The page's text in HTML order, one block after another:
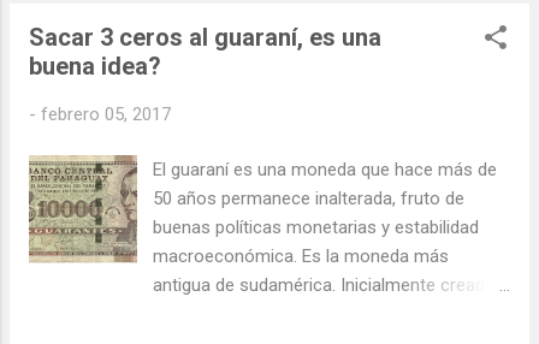
we may survive? These questions are investigated. Some
possible answers (and some further dangers) are presented.
tecnológico de crear inteligencia super-humana. Poco
después, será el fin de la era humana. Es evitable este
progreso? Si no podemos evitarlo, pueden ser guiados los
eventos tal que podamos sobrevivir? Estas cuestione...
Sacar 3 ceros al guaraní, es una
buena idea?
- febrero 05, 2017
El guaraní es una moneda que hace más de
50 años permanece inalterada, fruto de
buenas políticas monetarias y estabilidad
macroeconómica. Es la moneda más
antigua de sudamérica. Inicialmente creada